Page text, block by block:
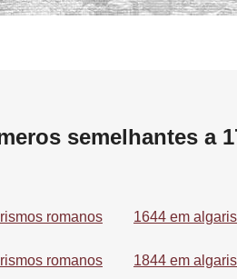
semelhantes a
romanos 1644 em
romanos 1844 em